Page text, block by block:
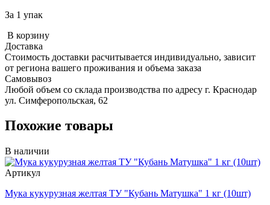
За 1 упак
В корзину
Доставка
Стоимость доставки расчитывается индивидуально, зависит
от региона вашего проживания и объема заказа
Самовывоз
Любой объем со склада производства по адресу г. Краснодар
ул. Симферопольская, 62
Похожие товары
В наличии
Артикул
Мука кукурузная желтая ТУ "Кубань Матушка" 1 кг (10шт)